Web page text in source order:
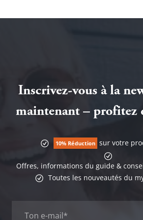
Inscrivez-vous à la
maintenant – profitez
10% Réduction sur votre
Offres, informations du guide &
Toutes les nouveautés du